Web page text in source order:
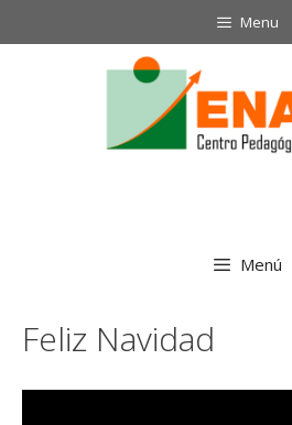
Menu
Menú
Feliz Navidad